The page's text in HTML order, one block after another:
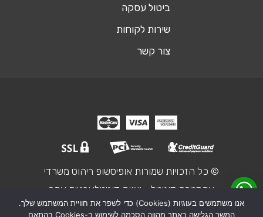
ביטול עסקה
שירות לקוחות
צור קשר
© כל הזכויות שמורות אופיסשופ ריהוט משרדי
אקסטרה דיגיטל - שיווק דיגיטלי ובניית אתר
אנו משתמשים בעוגיות (Cookies) כדי לשפר את חוויית המשתמש שלך.
המשך הגלישה באתר מהווה הסכמה לשימוש ב-Cookies בהתאם